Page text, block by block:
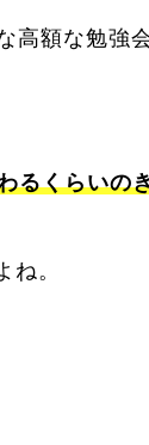
高額な勉強
るくらいの
。